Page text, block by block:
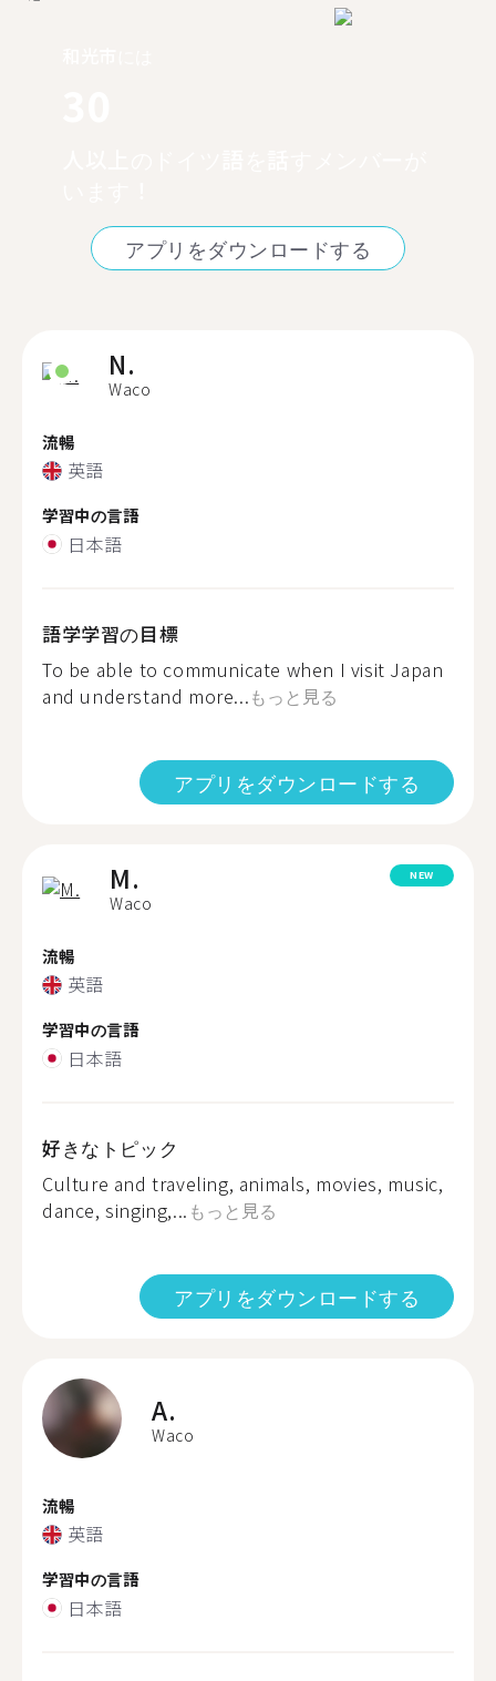
アプリをダウンロードする
N.
Waco
流暢
英語
学習中の言語
日本語
語学学習の目標
To be able to communicate when I visit Japan
and understand more...もっと見る
アプリをダウンロードする
M.
Waco
NEW
流暢
英語
学習中の言語
日本語
好きなトピック
Culture and traveling, animals, movies, music,
dance, singing,... もっと見る
アプリをダウンロードする
A.
Waco
流暢
英語
学習中の言語
日本語